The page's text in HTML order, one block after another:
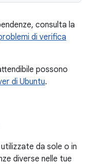
consulta la
di verifica
possono
di Ubuntu.
da sole o in
diverse nelle tue